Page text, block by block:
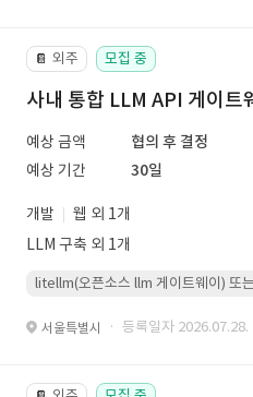
📔 외주 모집 중
사내 통합 LLM API 게이트
예상 금액
협의 후 결정
예상 기간
30일
개발
웹 외 1개
LLM 구축 외 1개
litellm(오픈소스 llm 게이트웨이) 또
서울특별시 · 등록일자 2026.07.28.